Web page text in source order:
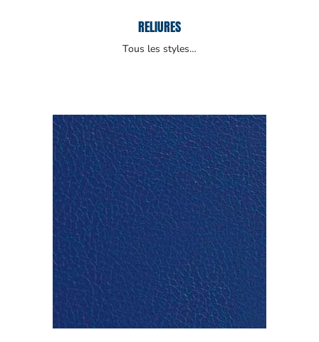
RELIURES
Tous les styles…